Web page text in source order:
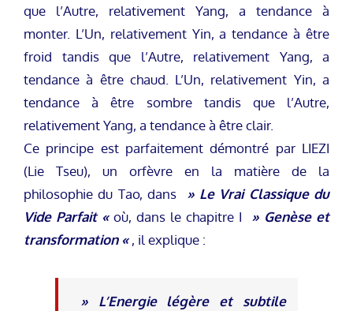
que l’Autre, relativement Yang, a tendance à
monter. L’Un, relativement Yin, a tendance à être
froid tandis que l’Autre, relativement Yang, a
tendance à être chaud. L’Un, relativement Yin, a
tendance à être sombre tandis que l’Autre,
relativement Yang, a tendance à être clair.
Ce principe est parfaitement démontré par LIEZI
(Lie Tseu), un orfèvre en la matière de la
philosophie du Tao, dans
» Le Vrai Classique du
Vide Parfait « où, dans le chapitre I
» Genèse et
transformation «, il explique :
» L’Energie légère et subtile